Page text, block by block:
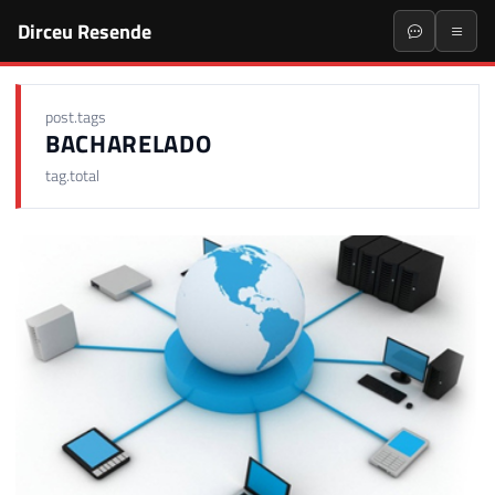
Dirceu Resende
post.tags
BACHARELADO
tag.total